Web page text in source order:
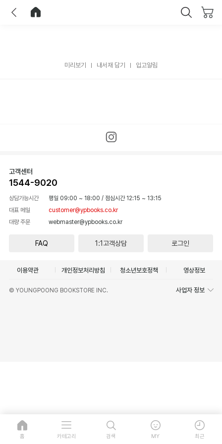
미리보기 내서재 담기 입고알림
고객센터
1544-9020
상담가능시간 평일 09:00 ~ 18:00 / 점심시간 12:15 ~ 13:15
대표 메일
customer@ypbooks.co.kr
대량 주문
webmaster@ypbooks.co.kr
FAQ 1:1고객상담 로그인
이용약관 개인정보처리방침 청소년보호정책 영상정보
© YOUNGPOONG BOOKSTORE INC. 사업자 정보
홈 카테고리 검색 MY 최근